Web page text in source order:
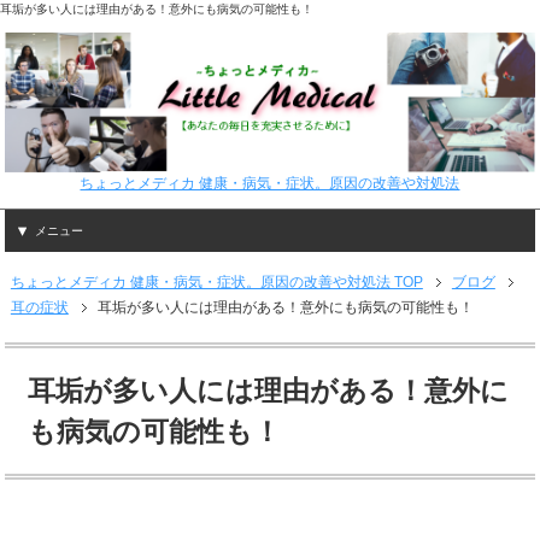
耳垢が多い人には理由がある！意外にも病気の可能性も！
ちょっとメディカ 健康・病気・症状。原因の改善や対処法
メニュー
ちょっとメディカ 健康・病気・症状。原因の改善や対処法 TOP
ブログ
耳の症状
耳垢が多い人には理由がある！意外にも病気の可能性も！
耳垢が多い人には理由がある！意外に
も病気の可能性も！